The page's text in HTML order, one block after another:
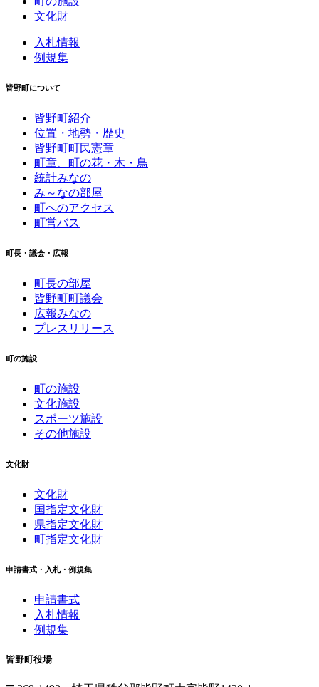
文化財
入札情報
例規集
皆野町について
皆野町紹介
位置・地勢・歴史
皆野町町民憲章
町章、町の花・木・鳥
統計みなの
み～なの部屋
町へのアクセス
町営バス
町長・議会・広報
町長の部屋
皆野町町議会
広報みなの
プレスリリース
町の施設
町の施設
文化施設
スポーツ施設
その他施設
文化財
文化財
国指定文化財
県指定文化財
町指定文化財
申請書式・入札・例規集
申請書式
入札情報
例規集
皆野町役場